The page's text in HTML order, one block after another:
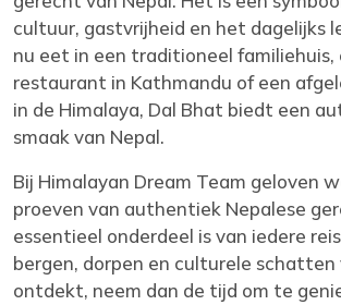
cultuur, gastvrijheid en het dagelijks
nu eet in een traditioneel familiehuis,
restaurant in Kathmandu of een
in de Himalaya, Dal Bhat biedt een
smaak van Nepal.
Bij Himalayan Dream Team geloven
proeven van authentiek Nepalese
essentieel onderdeel is van iedere
bergen, dorpen en culturele schatten
ontdekt, neem dan de tijd om te